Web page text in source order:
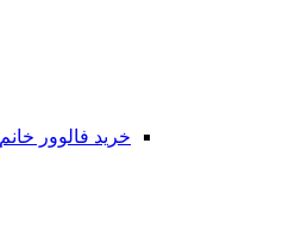
خرید فالوور خانم